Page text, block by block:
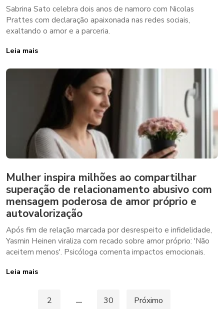
Sabrina Sato celebra dois anos de namoro com Nicolas
Prattes com declaração apaixonada nas redes sociais,
exaltando o amor e a parceria.
Leia mais
Mulher inspira milhões ao compartilhar
superação de relacionamento abusivo com
mensagem poderosa de amor próprio e
autovalorização
Após fim de relação marcada por desrespeito e infidelidade,
Yasmin Heinen viraliza com recado sobre amor próprio: 'Não
aceitem menos'. Psicóloga comenta impactos emocionais.
Leia mais
Paginação
2 … 30 Próximo